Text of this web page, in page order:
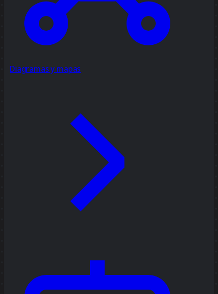
Diagramas y mapas